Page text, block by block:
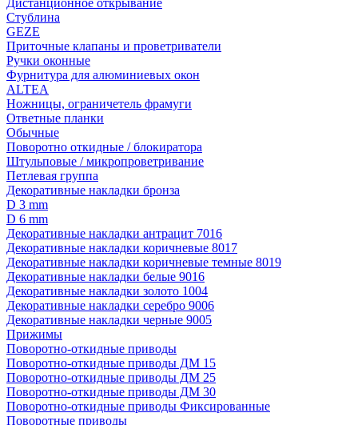
Дистанционное открывание
Стублина
GEZE
Приточные клапаны и проветриватели
Ручки оконные
Фурнитура для алюминиевых окон
ALTEA
Ножницы, ограничетель фрамуги
Ответные планки
Обычные
Поворотно откидные / блокиратора
Штульповые / микропроветривание
Петлевая группа
Декоративные накладки бронза
D 3 mm
D 6 mm
Декоративные накладки антрацит 7016
Декоративные накладки коричневые 8017
Декоративные накладки коричневые темные 8019
Декоративные накладки белые 9016
Декоративные накладки золото 1004
Декоративные накладки серебро 9006
Декоративные накладки черные 9005
Прижимы
Поворотно-откидные приводы
Поворотно-откидные приводы ДМ 15
Поворотно-откидные приводы ДМ 25
Поворотно-откидные приводы ДМ 30
Поворотно-откидные приводы Фиксированные
Поворотные приводы